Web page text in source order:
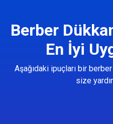
Berber
En İyi
Aşağıdaki ipuçları bir
size